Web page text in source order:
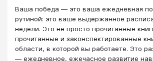
Ваша победа ― это ваша ежедневная
рутиной: это ваше выдержанное
недели. Это не просто прочитанные
прочитанные и законспектированные
области, в которой вы работаете. Это
— ежедневное, ежечасное развитие